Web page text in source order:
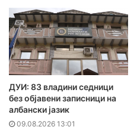
ДУИ: 83 владини седници
без објавени записници на
албански јазик
09.08.2026 13:01